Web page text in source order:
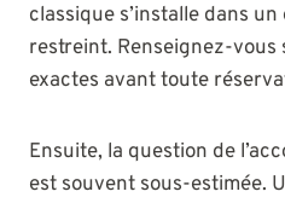
classique s’installe dans
restreint. Renseignez-vous
exactes avant toute
Ensuite, la question de
est souvent sous-estimée.